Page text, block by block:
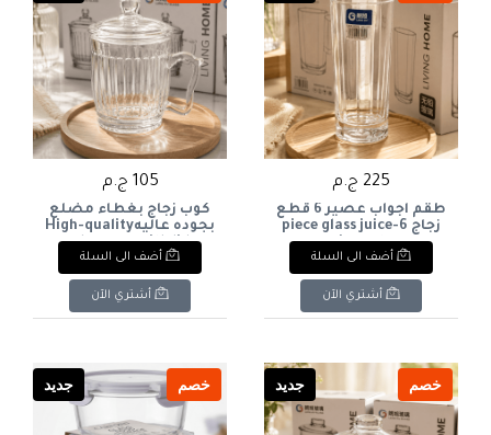
225 ج.م
طقم اجواب عصير 6 قطع
زجاج 6-piece glass juice
jug set
أضف الى السلة
أشتري الآن
105 ج.م
كوب زجاج بغطاء مضلع
بجوده عاليهHigh-quality
glass cup with lid
أضف الى السلة
أشتري الآن
خصم جديد خصم جديد